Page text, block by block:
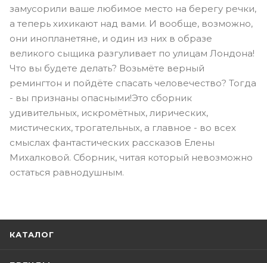
замусорили ваше любимое место на берегу речки,
а теперь хихикают над вами. И вообще, возможно,
они инопланетяне, и один из них в образе
великого сыщика разгуливает по улицам Лондона!
Что вы будете делать? Возьмёте верный
ремингтон и пойдёте спасать человечество? Тогда
- вы признаны опасными!Это сборник
удивительных, искромётных, лирических,
мистических, трогательных, а главное - во всех
смыслах фантастических рассказов Елены
Михалковой. Сборник, читая который невозможно
остаться равнодушным.
КАТАЛОГ